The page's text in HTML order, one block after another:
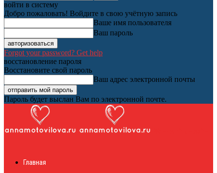
войти в систему
Добро пожаловать! Войдите в свою учётную запись
Ваше имя пользователя
Ваш пароль
Forgot your password? Get help
восстановление пароля
Восстановите свой пароль
Ваш адрес электронной почты
Пароль будет выслан Вам по электронной почте.
журналГлавная